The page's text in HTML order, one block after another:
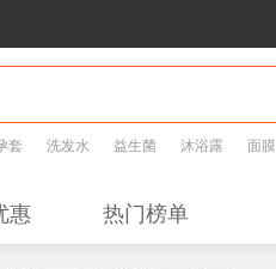
套 洗发水 益生菌 沐浴露 面膜
惠 热门榜单